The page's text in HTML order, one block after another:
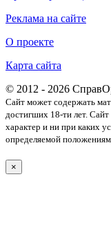
Реклама на сайте
О проекте
Карта сайта
© 2012 - 2026
Сайт может содержать
достигших 18-ти лет.
характер и ни при каких
определяемой
×